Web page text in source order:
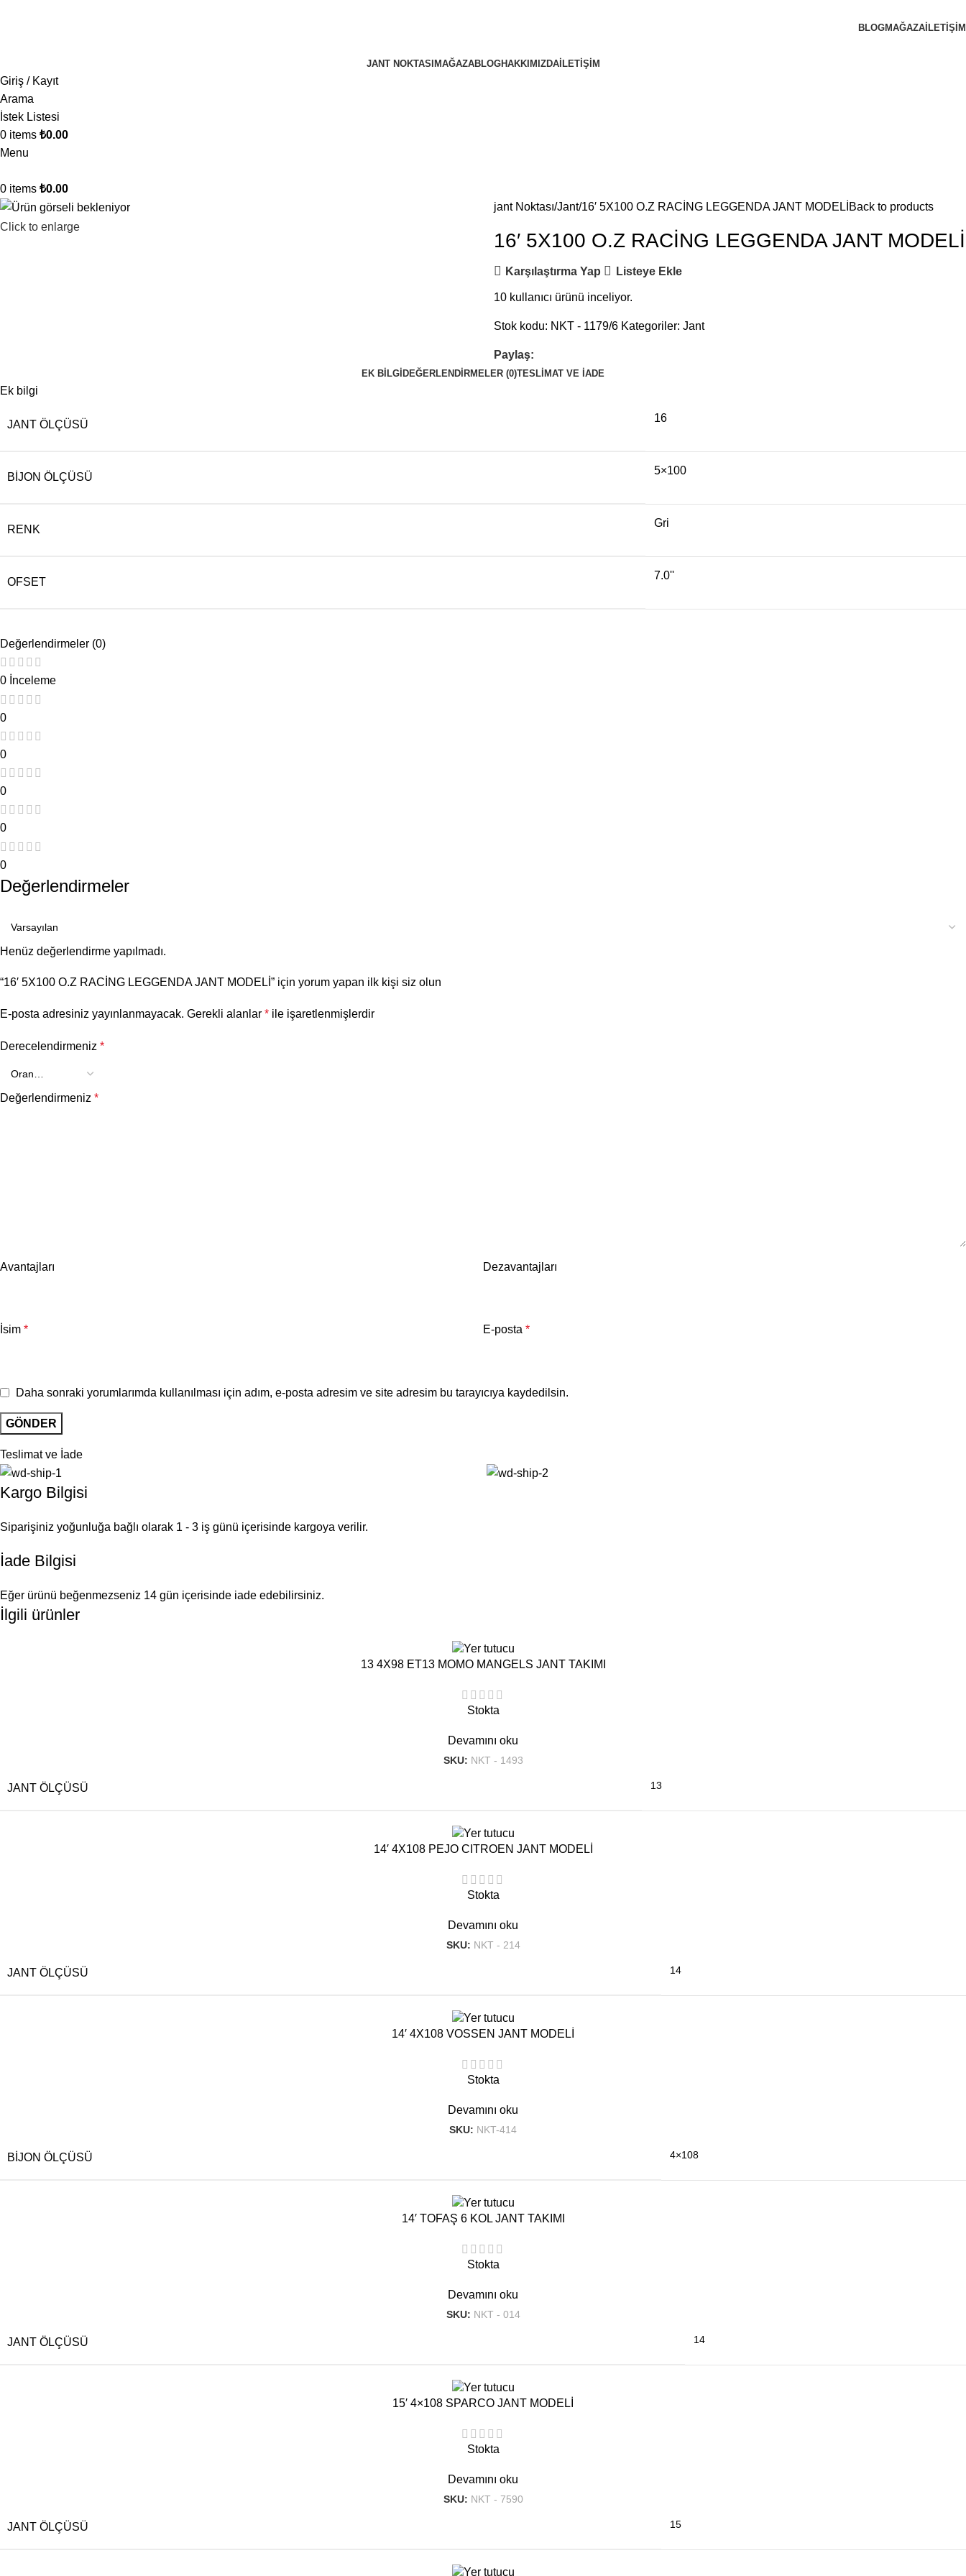
BLOGMAĞAZA İLETIŞIM
JANT NOKTASI MAĞAZABLOGHAKKIMIZDAİLETIŞIM
Giriş / Kayıt
Arama
İstek Listesi
0 items ₺0.00
Menu
0 items ₺0.00
Click to enlarge
jant Noktası Jant 16′ 5X100 O.Z RACİNG LEGGENDA JANT MODELİ Back to products
16′ 5X100 O.Z RACİNG LEGGENDA JANT MODELİ
Karşılaştırma Yap Listeye Ekle
10 kullanıcı ürünü inceliyor.
Stok kodu: NKT - 1179/6 Kategoriler: Jant
Paylaş:
EK BILGI DEĞERLENDIRMELER (0)TESLIMAT VE İADE
Ek bilgi
JANT ÖLÇÜSÜ
16
BIJON ÖLÇÜSÜ
5×100
RENK
Gri
OFSET
7.0''
Değerlendirmeler (0)
0 İnceleme
0
0
0
0
0
Değerlendirmeler
Henüz değerlendirme yapılmadı.
“16′ 5X100 O.Z RACİNG LEGGENDA JANT MODELİ” için yorum yapan ilk kişi siz olun
E-posta adresiniz yayınlanmayacak. Gerekli alanlar * ile işaretlenmişlerdir
Derecelendirmeniz *
Değerlendirmeniz *
Avantajları Dezavantajları
İsim * E-posta *
Daha sonraki yorumlarımda kullanılması için adım, e-posta adresim ve site adresim bu tarayıcıya kaydedilsin.
Teslimat ve İade
Kargo Bilgisi
Siparişiniz yoğunluğa bağlı olarak 1 - 3 iş günü içerisinde kargoya verilir.
İade Bilgisi
Eğer ürünü beğenmezseniz 14 gün içerisinde iade edebilirsiniz.
İlgili ürünler
13 4X98 ET13 MOMO MANGELS JANT TAKIMI
Stokta
Devamını oku
SKU: NKT - 1493
JANT ÖLÇÜSÜ 13
14′ 4X108 PEJO CITROEN JANT MODELİ
Stokta
Devamını oku
SKU: NKT - 214
JANT ÖLÇÜSÜ 14
14′ 4X108 VOSSEN JANT MODELİ
Stokta
Devamını oku
SKU: NKT-414
BIJON ÖLÇÜSÜ 4×108
14′ TOFAŞ 6 KOL JANT TAKIMI
Stokta
Devamını oku
SKU: NKT - 014
JANT ÖLÇÜSÜ 14
15′ 4×108 SPARCO JANT MODELİ
Stokta
Devamını oku
SKU: NKT - 7590
JANT ÖLÇÜSÜ 15